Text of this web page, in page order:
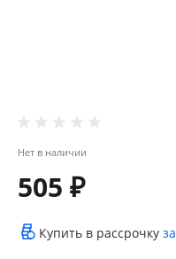
Нет в наличии
505 ₽
Купить в рассрочку за